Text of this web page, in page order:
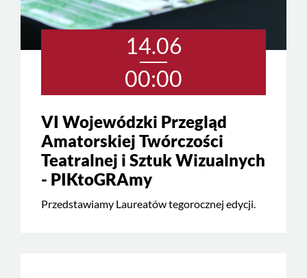
14.06
00:00
VI Wojewódzki Przegląd
Amatorskiej Twórczości
Teatralnej i Sztuk Wizualnych
- PIKtoGRAmy
Przedstawiamy Laureatów tegorocznej edycji.